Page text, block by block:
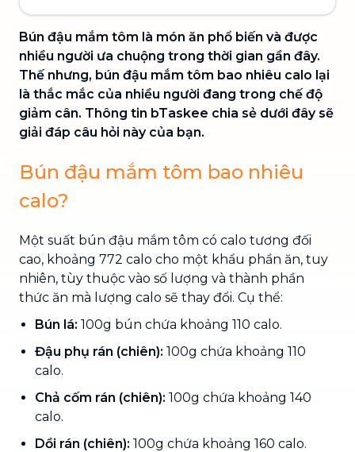
Bún đậu mắm tôm là món ăn phổ biến và được
nhiều người ưa chuộng trong thời gian gần đây.
Thế nhưng, bún đậu mắm tôm bao nhiêu calo lại
là thắc mắc của nhiều người đang trong chế độ
giảm cân. Thông tin bTaskee chia sẻ dưới đây sẽ
giải đáp câu hỏi này của bạn.
Bún đậu mắm tôm bao nhiêu
calo?
Một suất bún đậu mắm tôm có calo tương đối
cao, khoảng 772 calo cho một khẩu phần ăn, tuy
nhiên, tùy thuộc vào số lượng và thành phần
thức ăn mà lượng calo sẽ thay đổi. Cụ thể:
Bún lá: 100g bún chứa khoảng 110 calo.
Đậu phụ rán (chiên): 100g chứa khoảng 110
calo.
Chả cốm rán (chiên): 100g chứa khoảng 140
calo.
Dồi rán (chiên): 100g chứa khoảng 160 calo.